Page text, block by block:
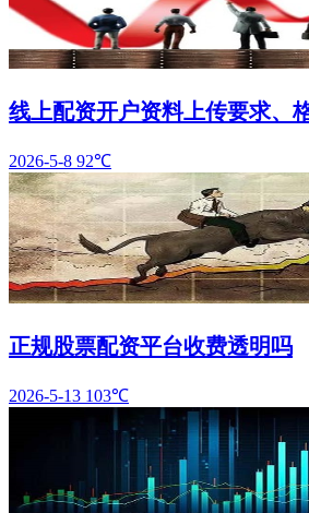
线上配资开户资料上传要求、
2026-5-8 92℃
正规股票配资平台收费透明吗
2026-5-13 103℃